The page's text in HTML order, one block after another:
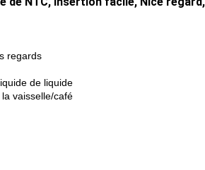
regards
de liquide
vaisselle/café